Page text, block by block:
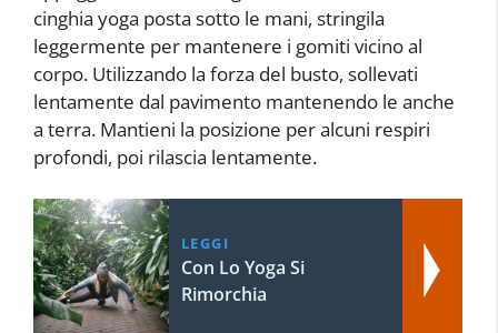
cinghia yoga posta sotto le mani, stringila
leggermente per mantenere i gomiti vicino al
corpo. Utilizzando la forza del busto, sollevati
lentamente dal pavimento mantenendo le anche
a terra. Mantieni la posizione per alcuni respiri
profondi, poi rilascia lentamente.
LEGGI
Con Lo Yoga Si
Rimorchia